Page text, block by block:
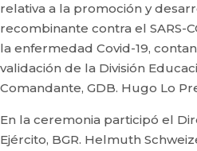
relativa a la promoción y
recombinante contra el SARS-
la enfermedad Covid-19,
validación de la División
Comandante, GDB. Hugo Lo
En la ceremonia participó el
Ejército, BGR. Helmuth